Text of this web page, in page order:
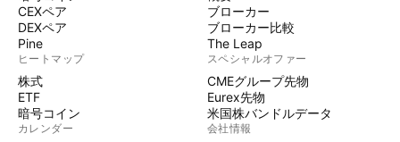
CEXペア
DEXペア
Pine
ヒートマップ
株式
ETF
暗号コイン
カレンダー
ブローカー
ブローカー比較
The Leap
スペシャルオファー
CMEグループ先物
Eurex先物
米国株バンドルデータ
会社情報